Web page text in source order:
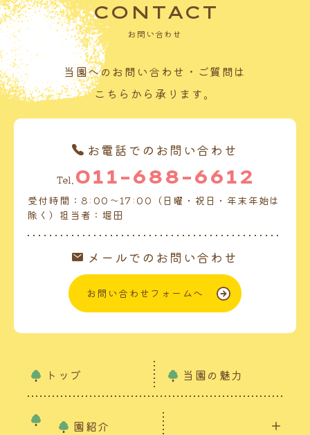
CONTACT
お問い合わせ
当園へのお問い合わせ・ご質問は
こちらから承ります。
お電話でのお問い合わせ
Tel. 011-688-6612
受付時間：8:00～17:00（日曜・祝日・年末年始は
除く）担当者：堀田
メールでのお問い合わせ
お問い合わせフォームへ
トップ 当園の魅力
園紹介